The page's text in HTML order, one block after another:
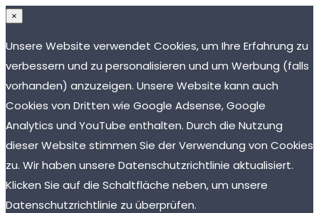
×
Unsere Website verwendet Cookies, um Ihre Erfahrung zu
verbessern und zu personalisieren und um Werbung (falls
vorhanden) anzuzeigen. Unsere Website kann auch
Cookies von Dritten wie Google Adsense, Google
Analytics und YouTube enthalten. Durch die Nutzung
dieser Website stimmen Sie der Verwendung von Cookies
zu. Wir haben unsere Datenschutzrichtlinie aktualisiert.
Klicken Sie auf die Schaltfläche neben, um unsere
Datenschutzrichtlinie zu überprüfen.